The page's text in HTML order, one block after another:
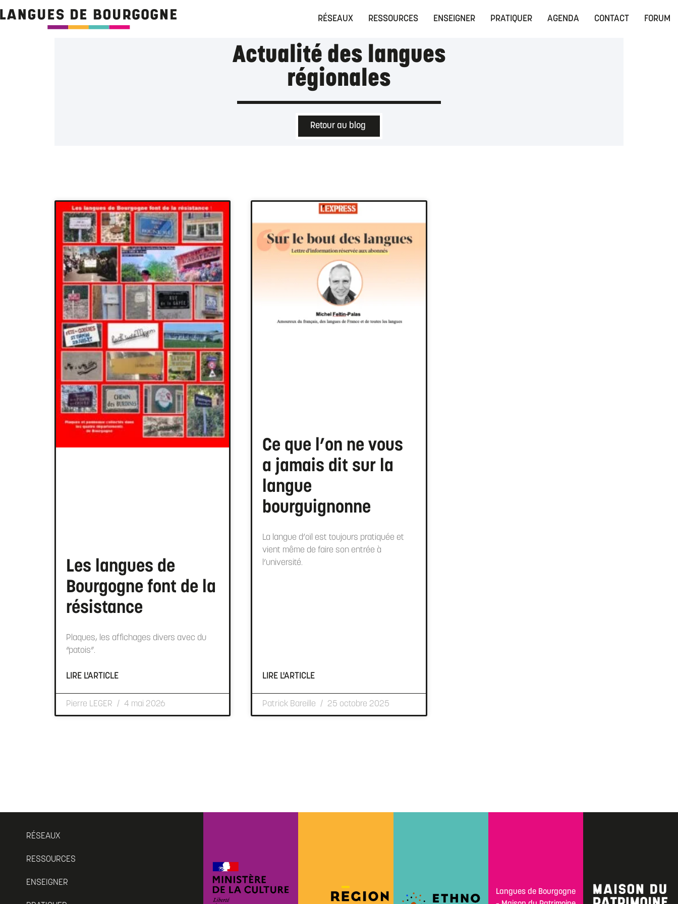
RÉSEAUX RESSOURCES ENSEIGNER PRATIQUER AGENDA CONTACT FORUM
Actualité des langues
régionales
Retour au blog
Les langues de
Bourgogne font de la
résistance
Plaques, les affichages divers avec du
“patois”.
LIRE L'ARTICLE
Pierre LEGER 4 mai 2026
Ce que l’on ne vous
a jamais dit sur la
langue
bourguignonne
La langue d’oïl est toujours pratiquée et
vient même de faire son entrée à
l’université.
LIRE L'ARTICLE
Patrick Bareille 25 octobre 2025
RÉSEAUX
RESSOURCES
ENSEIGNER
Langues de Bourgogne